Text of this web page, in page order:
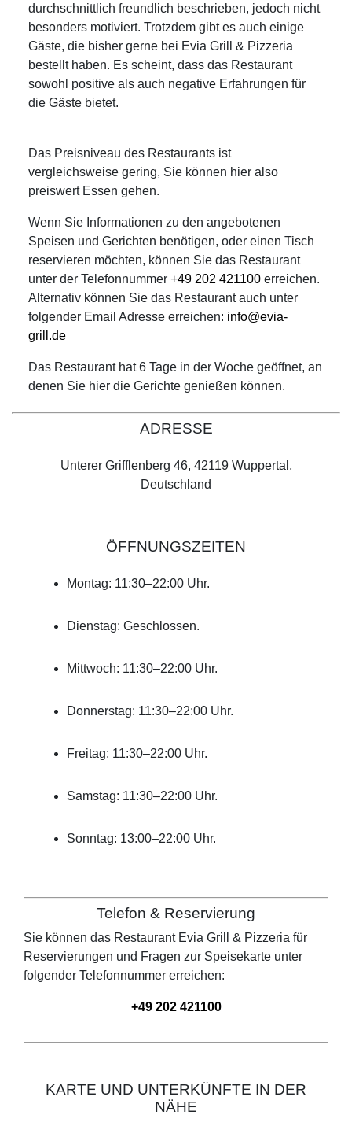
durchschnittlich freundlich beschrieben, jedoch nicht
besonders motiviert. Trotzdem gibt es auch einige
Gäste, die bisher gerne bei Evia Grill & Pizzeria
bestellt haben. Es scheint, dass das Restaurant
sowohl positive als auch negative Erfahrungen für
die Gäste bietet.
Das Preisniveau des Restaurants ist
vergleichsweise gering, Sie können hier also
preiswert Essen gehen.
Wenn Sie Informationen zu den angebotenen
Speisen und Gerichten benötigen, oder einen Tisch
reservieren möchten, können Sie das Restaurant
unter der Telefonnummer +49 202 421100erreichen.
Alternativ können Sie das Restaurant auch unter
folgender Email Adresse erreichen: info@evia-
grill.de
Das Restaurant hat 6 Tage in der Woche geöffnet, an
denen Sie hier die Gerichte genießen können.
ADRESSE
Unterer Grifflenberg 46, 42119 Wuppertal,
Deutschland
ÖFFNUNGSZEITEN
Montag: 11:30–22:00 Uhr.
Dienstag: Geschlossen.
Mittwoch: 11:30–22:00 Uhr.
Donnerstag: 11:30–22:00 Uhr.
Freitag: 11:30–22:00 Uhr.
Samstag: 11:30–22:00 Uhr.
Sonntag: 13:00–22:00 Uhr.
Telefon & Reservierung
Sie können das Restaurant Evia Grill & Pizzeria für
Reservierungen und Fragen zur Speisekarte unter
folgender Telefonnummer erreichen:
+49 202 421100
KARTE UND UNTERKÜNFTE IN DER
NÄHE